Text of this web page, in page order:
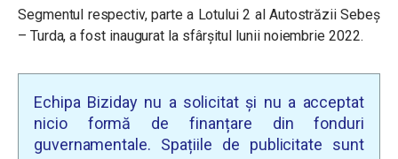
Segmentul respectiv, parte a Lotului 2 al Autostrăzii Sebeș
– Turda, a fost inaugurat la sfârșitul lunii noiembrie 2022.
Echipa Biziday nu a solicitat și nu a acceptat
nicio formă de finanțare din fonduri
guvernamentale. Spațiile de publicitate sunt